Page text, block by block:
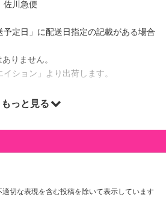
佐川急便
予定日」に配送日指定の記載がある場合
りません。
ション」より出荷します。
もっと見る
切な表現を含む投稿を除いて表示しています